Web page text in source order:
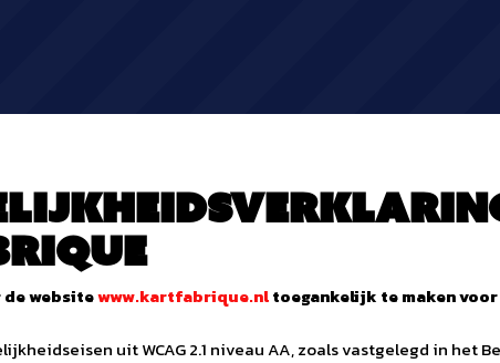
websitewww.kartfabrique.nltoegankelijk te maken voor
uit WCAG 2.1 niveau AA, zoals vastgelegd in het